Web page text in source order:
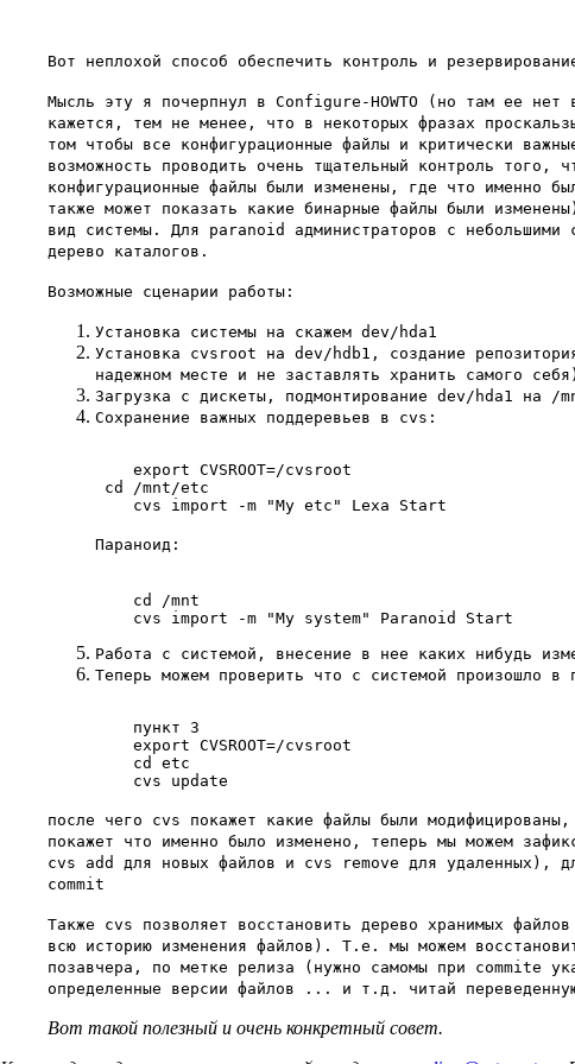
Вот неплохой способ обеспечить контроль и
Мысль эту я почерпнул в Configure-HOWTO (но там ее
кажется, тем не менее, что в некоторых фразах
том чтобы все конфигурационные файлы и критически
возможность проводить очень тщательный контроль того,
конфигурационные файлы были изменены, где что именно
также может показать какие бинарные файлы были
вид системы. Для paranoid администраторов с небольшими
дерево каталогов.
Возможные сценарии работы:
Установка системы на скажем dev/hda1
Установка cvsroot на dev/hdb1, создание
надежном месте и не заставлять хранить самого себя)
Загрузка с дискеты, подмонтирование dev/hda1 на
Сохранение важных поддеревьев в cvs:
    export CVSROOT=/cvsroot
cd /mnt/etc
Параноид:
    cd /mnt
Работа с системой, внесение в нее каких нибудь
Теперь можем проверить что с системой произошло в
    пункт 3
    export CVSROOT=/cvsroot
    cd etc
    cvs update
после чего cvs покажет какие файлы были
покажет что именно было изменено, теперь мы можем
cvs add для новых файлов и cvs remove для удаленных),
commit
Также cvs позволяет восстановить дерево хранимых
всю историю изменения файлов). Т.е. мы можем
позавчера, по метке релиза (нужно самомы при commite
определенные версии файлов ... и т.д. читай
Вот такой полезный и очень конкретный совет.